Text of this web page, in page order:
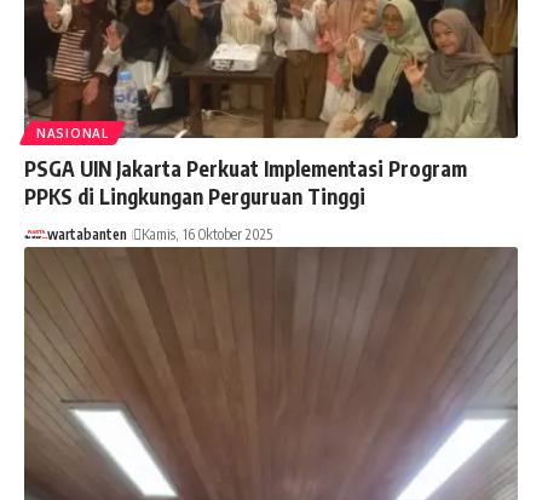
NASIONAL
PSGA UIN Jakarta Perkuat Implementasi Program
PPKS di Lingkungan Perguruan Tinggi
wartabanten Kamis, 16 Oktober 2025